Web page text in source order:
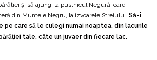
și să ajungi la pustnicul Negură, care
din Muntele Negru, la izvoarele Streiului. Să-i
pe care să le culegi numai noaptea, din lacurile
tale, câte un juvaer din fiecare lac.